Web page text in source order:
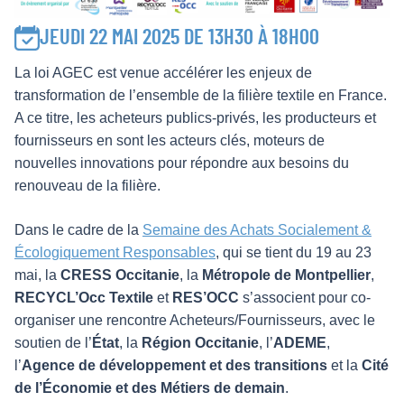
JEUDI 22 MAI 2025 DE 13H30 À 18H00
La loi AGEC est venue accélérer les enjeux de
transformation de l’ensemble de la filière textile en France.
A ce titre, les acheteurs publics-privés, les producteurs et
fournisseurs en sont les acteurs clés, moteurs de
nouvelles innovations pour répondre aux besoins du
renouveau de la filière.
Dans le cadre de la Semaine des Achats Socialement &
Écologiquement Responsables, qui se tient du 19 au 23
mai, la CRESS Occitanie, la Métropole de Montpellier,
RECYCL’Occ Textile et RES’OCC s’associent pour co-
organiser une rencontre Acheteurs/Fournisseurs, avec le
soutien de l’ État, la Région Occitanie, l’ADEME,
l’Agence de développement et des transitions et la Cité
de l’Économie et des Métiers de demain.